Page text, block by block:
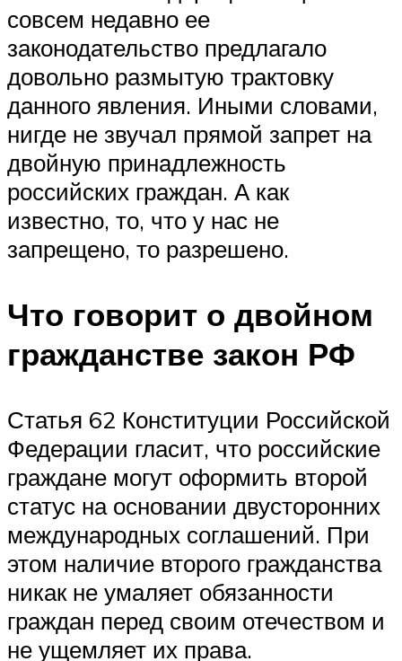
совсем недавно ее
законодательство предлагало
довольно размытую трактовку
данного явления. Иными словами,
нигде не звучал прямой запрет на
двойную принадлежность
российских граждан. А как
известно, то, что у нас не
запрещено, то разрешено.
Что говорит о двойном
гражданстве закон РФ
Статья 62 Конституции Российской
Федерации гласит, что российские
граждане могут оформить второй
статус на основании двусторонних
международных соглашений. При
этом наличие второго гражданства
никак не умаляет обязанности
граждан перед своим отечеством и
не ущемляет их права.